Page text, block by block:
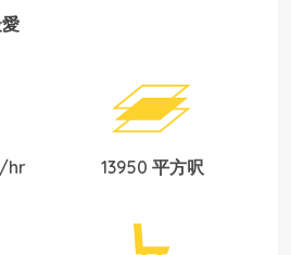
hr 13950 平方呎